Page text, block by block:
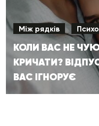
Між рядків
КОЛИ ВАС НЕ
КРИЧАТИ?
ВАС ІГНОРУЄ